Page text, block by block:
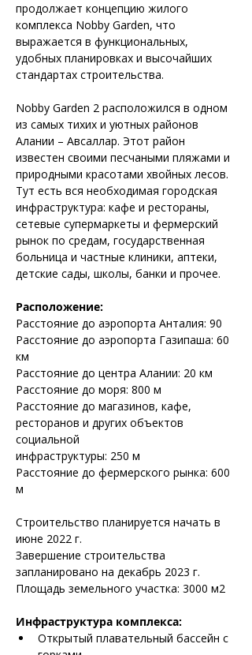
продолжает концепцию жилого
комплекса Nobby Garden, что
выражается в функциональных,
удобных планировках и высочайших
стандартах строительства.
Nobby Garden 2 расположился в одном
из самых тихих и уютных районов
Алании – Авсаллар. Этот район
известен своими песчаными пляжами и
природными красотами хвойных лесов.
Тут есть вся необходимая городская
инфраструктура: кафе и рестораны,
сетевые супермаркеты и фермерский
рынок по средам, государственная
больница и частные клиники, аптеки,
детские сады, школы, банки и прочее.
Расположение:
Расстояние до аэропорта Анталия: 90
Расстояние до аэропорта Газипаша: 60
км
Расстояние до центра Алании: 20 км
Расстояние до моря: 800 м
Расстояние до магазинов, кафе,
ресторанов и других объектов
социальной
инфраструктуры: 250 м
Расстояние до фермерского рынка: 600
м
Строительство планируется начать в
июне 2022 г.
Завершение строительства
запланировано на декабрь 2023 г.
Площадь земельного участка: 3000 м2
Инфраструктура комплекса:
Открытый плавательный бассейн с